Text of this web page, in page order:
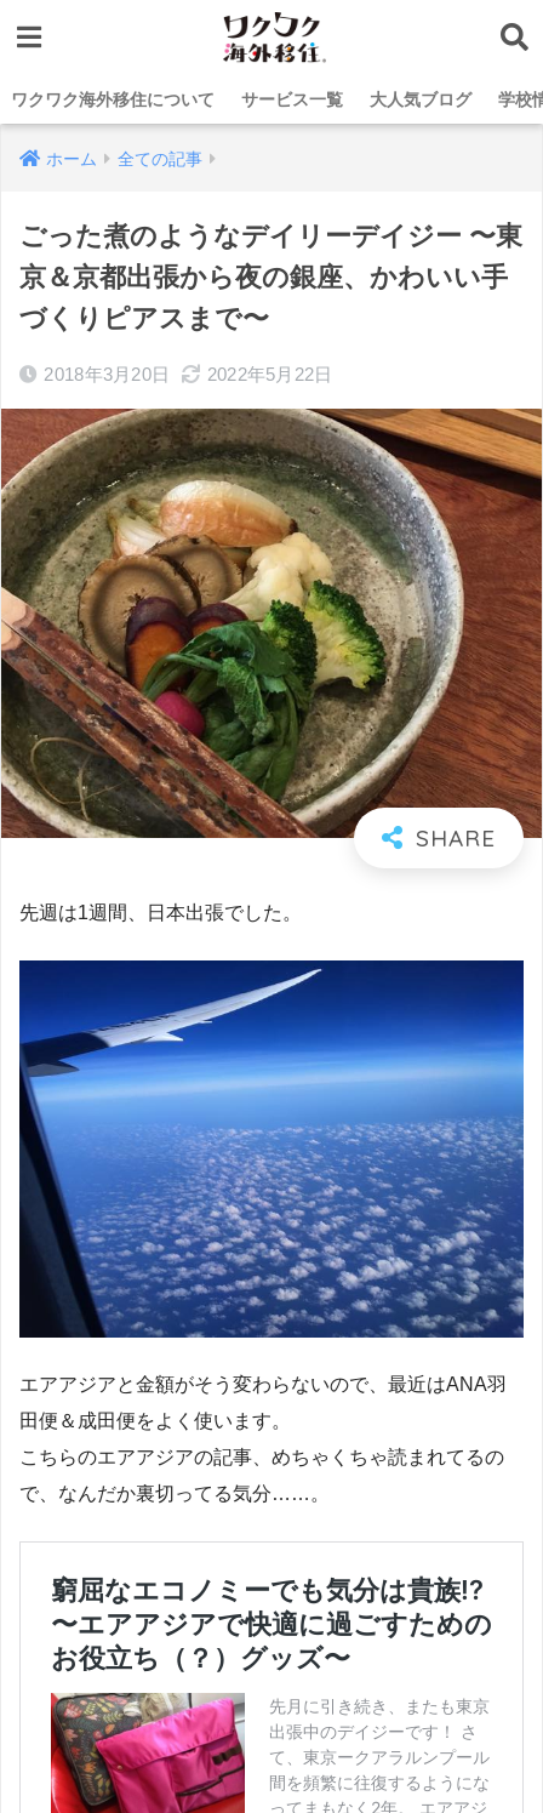
ワクワク海外移住について サービス一覧 大人気ブログ 学校
ホーム 全ての記事
ごった煮のようなデイリーデイジー 〜東
京＆京都出張から夜の銀座、かわいい手
づくりピアスまで〜
2018年3月20日 2022年5月22日
先週は1週間、日本出張でした。
エアアジアと金額がそう変わらないので、最近はANA羽
田便＆成田便をよく使います。
こちらのエアアジアの記事、めちゃくちゃ読まれてるの
で、なんだか裏切ってる気分……。